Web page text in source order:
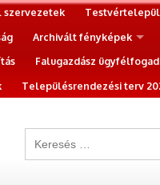
szervezetek
Archivált fényképek
Falugazdász
Településrendezési terv